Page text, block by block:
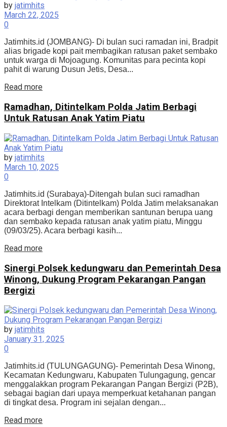
by jatimhits
March 22, 2025
0
Jatimhits.id (JOMBANG)- Di bulan suci ramadan ini, Bradpit
alias brigade kopi pait membagikan ratusan paket sembako
untuk warga di Mojoagung. Komunitas para pecinta kopi
pahit di warung Dusun Jetis, Desa...
Read more
Ramadhan, Ditintelkam Polda Jatim Berbagi
Untuk Ratusan Anak Yatim Piatu
by jatimhits
March 10, 2025
0
Jatimhits.id (Surabaya)-Ditengah bulan suci ramadhan
Direktorat Intelkam (Ditintelkam) Polda Jatim melaksanakan
acara berbagi dengan memberikan santunan berupa uang
dan sembako kepada ratusan anak yatim piatu, Minggu
(09/03/25). Acara berbagi kasih...
Read more
Sinergi Polsek kedungwaru dan Pemerintah Desa
Winong, Dukung Program Pekarangan Pangan
Bergizi
by jatimhits
January 31, 2025
0
Jatimhits.id (TULUNGAGUNG)- Pemerintah Desa Winong,
Kecamatan Kedungwaru, Kabupaten Tulungagung, gencar
menggalakkan program Pekarangan Pangan Bergizi (P2B),
sebagai bagian dari upaya memperkuat ketahanan pangan
di tingkat desa. Program ini sejalan dengan...
Read more